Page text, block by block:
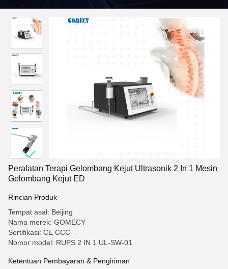
Peralatan Terapi Gelombang Kejut Ultrasonik 2 In 1 Mesin
Gelombang Kejut ED
Rincian Produk
Tempat asal: Beijing
Nama merek: GOMECY
Sertifikasi: CE CCC
Nomor model: RUPS 2 IN 1 UL-SW-01
Ketentuan Pembayaran & Pengiriman